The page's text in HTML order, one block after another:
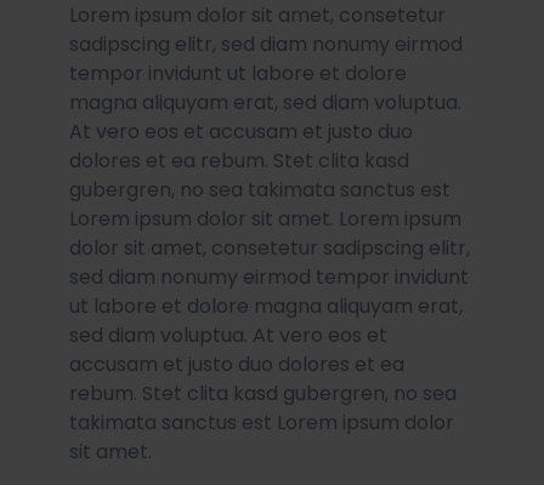
Lorem ipsum dolor sit amet, consetetur
sadipscing elitr, sed diam nonumy eirmod
tempor invidunt ut labore et dolore
magna aliquyam erat, sed diam voluptua.
At vero eos et accusam et justo duo
dolores et ea rebum. Stet clita kasd
gubergren, no sea takimata sanctus est
Lorem ipsum dolor sit amet. Lorem ipsum
dolor sit amet, consetetur sadipscing elitr,
sed diam nonumy eirmod tempor invidunt
ut labore et dolore magna aliquyam erat,
sed diam voluptua. At vero eos et
accusam et justo duo dolores et ea
rebum. Stet clita kasd gubergren, no sea
takimata sanctus est Lorem ipsum dolor
sit amet.